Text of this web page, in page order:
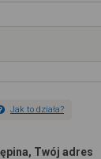
Jak to działa?
Twój adres